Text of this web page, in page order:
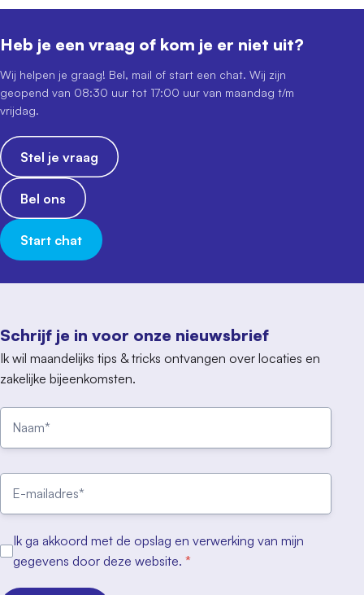
Schrijf je in voor onze nieuwsbrief
Ik wil maandelijks tips & tricks ontvangen over locaties en
zakelijke bijeenkomsten.
Ik ga akkoord met de opslag en verwerking van mijn
gegevens door deze website. *
Heb je een vraag of kom je er niet uit?
Wij helpen je graag! Bel, mail of start een chat. Wij zijn
geopend van 08:30 uur tot 17:00 uur van maandag t/m
vrijdag.
Stel je vraag
Bel ons
Start chat